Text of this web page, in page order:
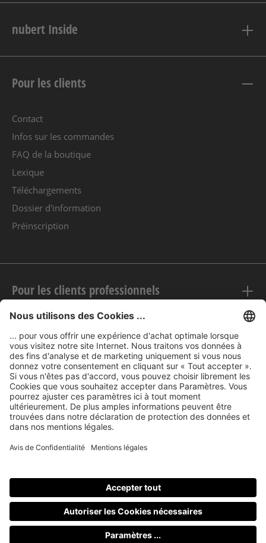
nubert Inside
Pour les clients
Contact
Infos sur les commandes
FAQ de la boutique
Lexique
Téléchargements
Dossier d'information
Préinscription
Pour les clients professionnels
Mentions légales
nubert sur le web
Modes de paiement
Tous les prix incluent la TVA, plus les fraisd'expédition
éventuels frais de livraison, sauf indication contraire.